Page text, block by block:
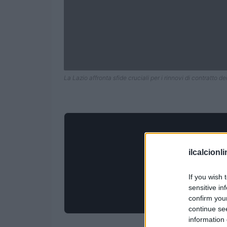
If you wish
sensitive
confirm
continue
information
La Lazio affronta sfide cruciali per i rinnovi di contratto